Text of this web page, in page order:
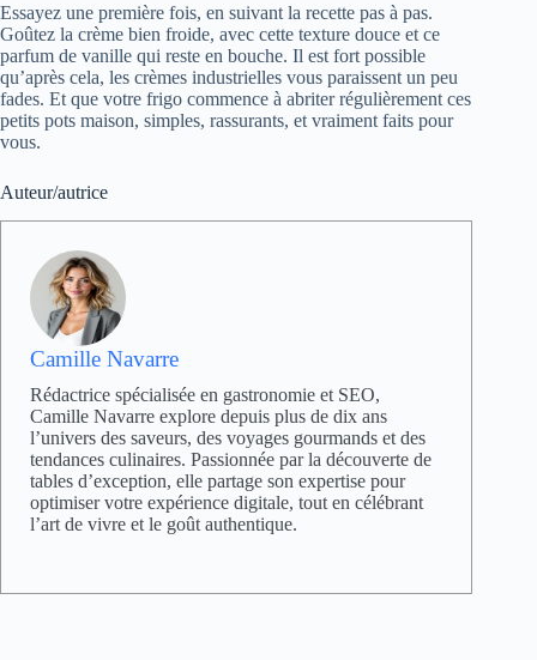
Essayez une première fois, en suivant la recette pas à pas.
Goûtez la crème bien froide, avec cette texture douce et ce
parfum de vanille qui reste en bouche. Il est fort possible
qu’après cela, les crèmes industrielles vous paraissent un peu
fades. Et que votre frigo commence à abriter régulièrement ces
petits pots maison, simples, rassurants, et vraiment faits pour
vous.
Auteur/autrice
Camille Navarre
Rédactrice spécialisée en gastronomie et SEO,
Camille Navarre explore depuis plus de dix ans
l’univers des saveurs, des voyages gourmands et des
tendances culinaires. Passionnée par la découverte de
tables d’exception, elle partage son expertise pour
optimiser votre expérience digitale, tout en célébrant
l’art de vivre et le goût authentique.